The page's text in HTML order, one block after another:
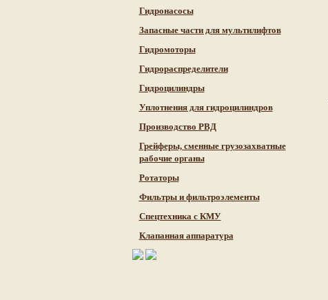
Гидронасосы
Запасные части для мультилифтов
Гидромоторы
Гидрораспределители
Гидроцилиндры
Уплотнения для гидроцилиндров
Производство РВД
Грейферы, сменные грузозахватные
рабочие органы
Ротаторы
Фильтры и фильтроэлементы
Cпецтехника с КМУ
Клапанная аппаратура